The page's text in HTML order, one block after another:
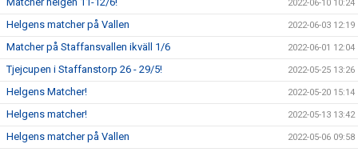
2022-06-10 10:24
Helgens matcher på Vallen 2022-06-03 12:19
Matcher på Staffansvallen ikväll 1/6 2022-06-01 12:04
Tjejcupen i Staffanstorp 26 - 29/5! 2022-05-25 13:26
Helgens Matcher! 2022-05-20 15:14
Helgens matcher! 2022-05-13 13:42
Helgens matcher på Vallen 2022-05-06 09:58